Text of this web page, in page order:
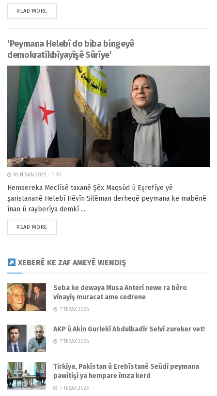
READ MORE
‘Peymana Helebî do biba bingeyê
demokratîkbîyayîşê Sûrîye’
10 NÎSAN 2025 - 11:35
Hemsereka Meclîsê taxanê Şêx Maqsûd û Eşrefîye yê
şaristananê Helebî Hêvîn Silêman derheqê peymana ke mabênê
înan û rayberîya demkî ...
READ MORE
XEBERÊ KE ZAF AMEYÊ WENDIŞ
Seba ke dewaya Musa Anterî newe ra bêro
vînayîş muracat ame cedrene
7 TEBAX 2026
AKP û Akin Gurlekî Abdulkadîr Selvî zureker vet!
7 TEBAX 2026
Tirkîya, Pakîstan û Erebîstanê Seûdî peymana
pawitişî ya hempare îmza kerd
7 TEBAX 2026